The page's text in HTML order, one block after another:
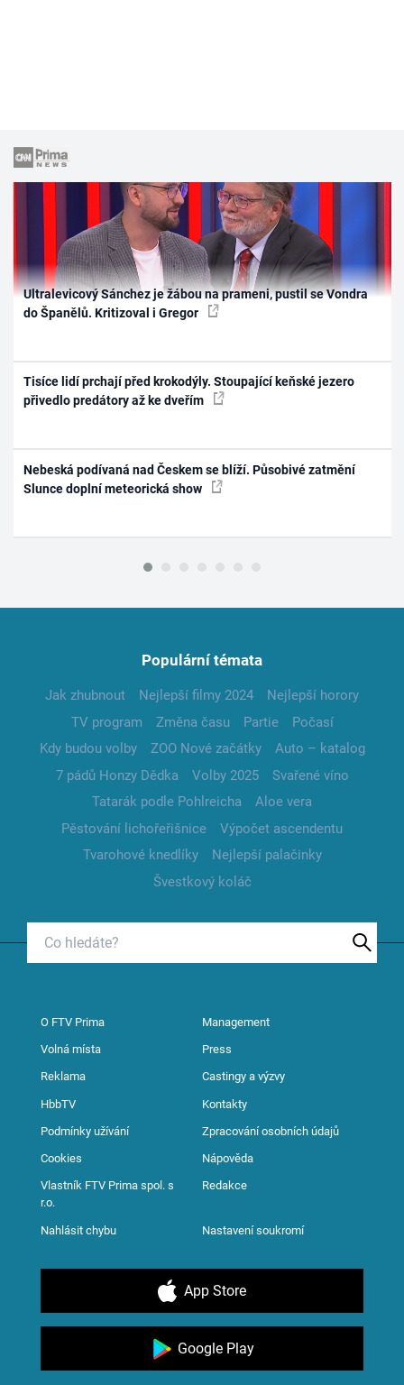
Ultralevicový Sánchez je žábou na prameni, pustil se Vondra
do Španělů. Kritizoval i Gregor
Tisíce lidí prchají před krokodýly. Stoupající keňské jezero
přivedlo predátory až ke dveřím
Nebeská podívaná nad Českem se blíží. Působivé zatmění
Slunce doplní meteorická show
Populární témata
Jak zhubnout Nejlepší filmy 2024
Nejlepší horory
TV program
Změna času Partie
Počasí
Kdy budou volby
ZOO Nové začátky
Auto – katalog
7 pádů Honzy Dědka
Volby 2025
Svařené víno
Tatarák podle Pohlreicha
Aloe vera
Pěstování lichořeřišnice
Výpočet ascendentu
Tvarohové knedlíky
Nejlepší palačinky
Švestkový koláč
O FTV Prima Management
Volná místa Press
Reklama Castingy a výzvy
HbbTV Kontakty
Podmínky užívání Zpracování osobních údajů
Cookies Nápověda
Vlastník FTV Prima spol. s
r.o.
Redakce
Nahlásit chybu Nastavení soukromí
App Store
Google Play